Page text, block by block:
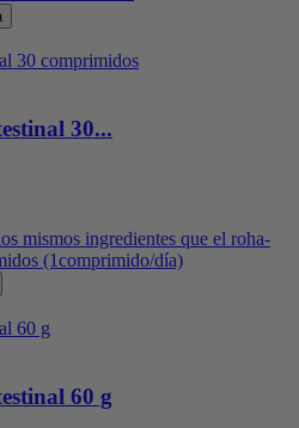
30...
mismos ingredientes que el roha-
(1comprimido/día)
60 g